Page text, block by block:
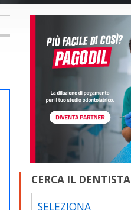
CERCA IL DENTISTA
SELEZIONA